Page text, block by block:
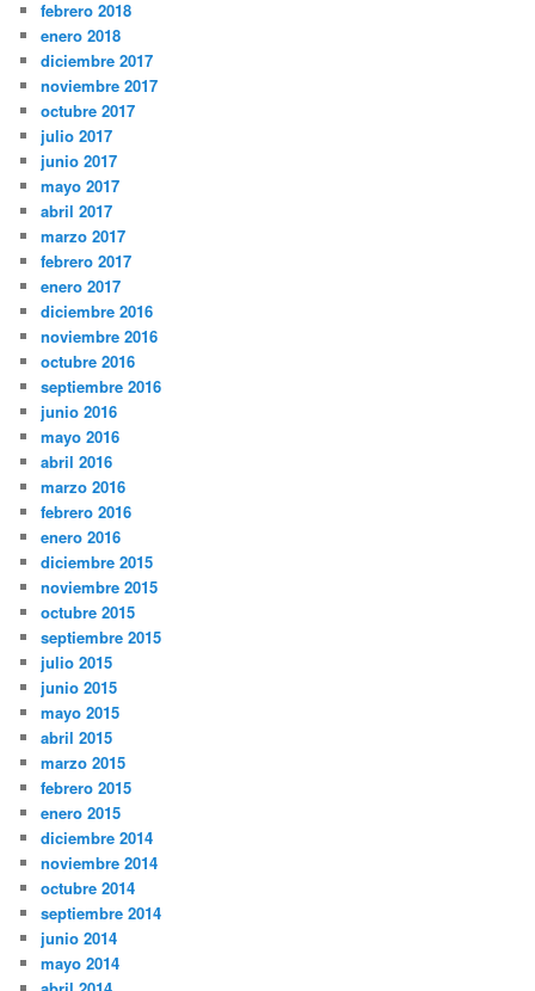
febrero 2018
enero 2018
diciembre 2017
noviembre 2017
octubre 2017
julio 2017
junio 2017
mayo 2017
abril 2017
marzo 2017
febrero 2017
enero 2017
diciembre 2016
noviembre 2016
octubre 2016
septiembre 2016
junio 2016
mayo 2016
abril 2016
marzo 2016
febrero 2016
enero 2016
diciembre 2015
noviembre 2015
octubre 2015
septiembre 2015
julio 2015
junio 2015
mayo 2015
abril 2015
marzo 2015
febrero 2015
enero 2015
diciembre 2014
noviembre 2014
octubre 2014
septiembre 2014
junio 2014
mayo 2014